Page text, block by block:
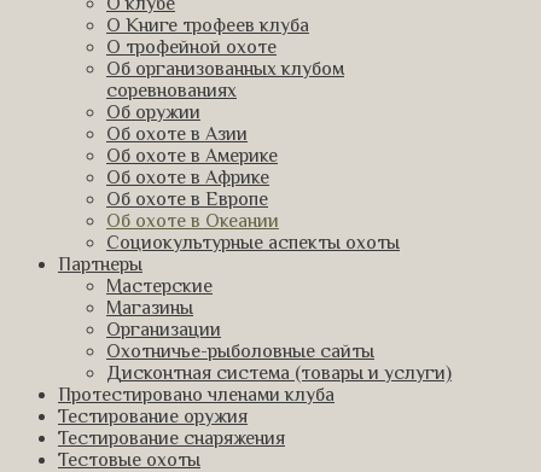
О Книге трофеев клуба
О трофейной охоте
Об организованных клубом
соревнованиях
Об оружии
Об охоте в Азии
Об охоте в Америке
Об охоте в Африке
Об охоте в Европе
Об охоте в Океании
Социокультурные аспекты охоты
Партнеры
Мастерские
Магазины
Организации
Охотничье-рыболовные сайты
Дисконтная система (товары и услуги)
Протестировано членами клуба
Тестирование оружия
Тестирование снаряжения
Тестовые охоты